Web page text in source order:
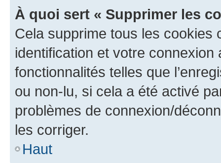
À quoi sert « Supprimer les
Cela supprime tous les cookies
identification et votre
fonctionnalités telles que
ou non-lu, si cela a été activé
problèmes de connexion/
les corriger.
Haut